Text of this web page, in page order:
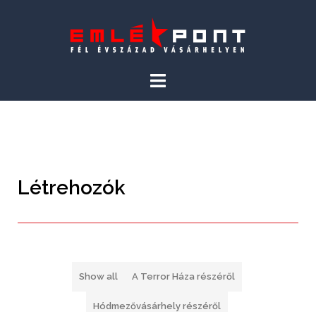
Létrehozók
Show all A Terror Háza részéről
Hódmezővásárhely részéről